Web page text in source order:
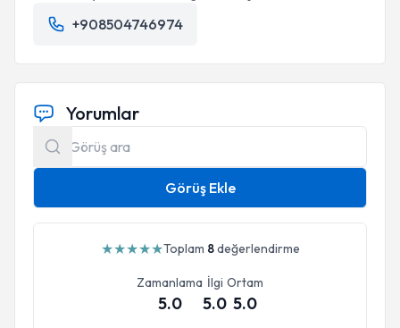
+908504746974
Yorumlar
Görüş Ekle
★★★★★Toplam 8değerlendirme
Zamanlama
5.0
İlgi
5.0
Ortam
5.0